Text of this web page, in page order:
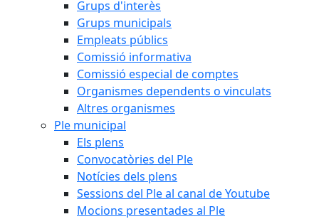
Grups d'interès
Grups municipals
Empleats públics
Comissió informativa
Comissió especial de comptes
Organismes dependents o vinculats
Altres organismes
Ple municipal
Els plens
Convocatòries del Ple
Notícies dels plens
Sessions del Ple al canal de Youtube
Mocions presentades al Ple